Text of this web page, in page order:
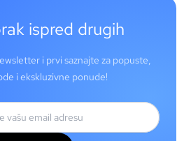
ispred drugih
i prvi saznajte za popuste,
i ekskluzivne ponude!